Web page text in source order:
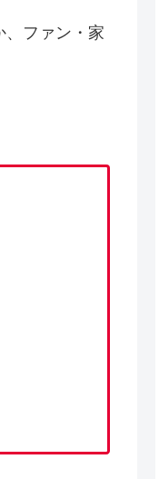
、ファン・家